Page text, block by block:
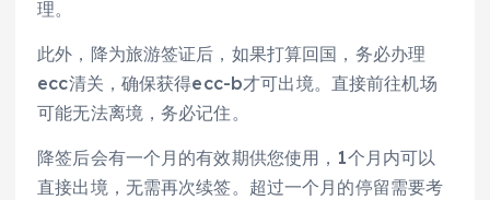
理。
此外，降为旅游签证后，如果打算回国，务必办理
ecc清关，确保获得ecc-b才可出境。直接前往机场
可能无法离境，务必记住。
降签后会有一个月的有效期供您使用，1个月内可以
直接出境，无需再次续签。超过一个月的停留需要考